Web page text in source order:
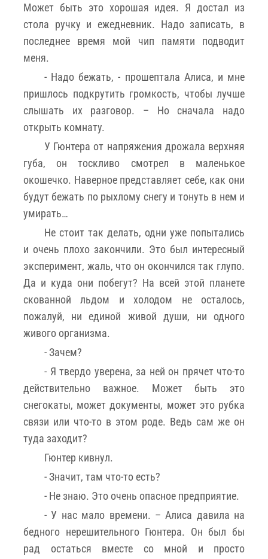
Может быть это хорошая идея. Я достал из
стола ручку и ежедневник. Надо записать, в
последнее время мой чип памяти подводит
меня.
- Надо бежать, - прошептала Алиса, и мне
пришлось подкрутить громкость, чтобы лучше
слышать их разговор. – Но сначала надо
открыть комнату.
У Гюнтера от напряжения дрожала верхняя
губа, он тоскливо смотрел в маленькое
окошечко. Наверное представляет себе, как они
будут бежать по рыхлому снегу и тонуть в нем и
умирать…
Не стоит так делать, одни уже попытались
и очень плохо закончили. Это был интересный
эксперимент, жаль, что он окончился так глупо.
Да и куда они побегут? На всей этой планете
скованной льдом и холодом не осталось,
пожалуй, ни единой живой души, ни одного
живого организма.
- Зачем?
- Я твердо уверена, за ней он прячет что-то
действительно важное. Может быть это
снегокаты, может документы, может это рубка
связи или что-то в этом роде. Ведь сам же он
туда заходит?
Гюнтер кивнул.
- Значит, там что-то есть?
- Не знаю. Это очень опасное предприятие.
- У нас мало времени. – Алиса давила на
бедного нерешительного Гюнтера. Он был бы
рад остаться вместе со мной и просто